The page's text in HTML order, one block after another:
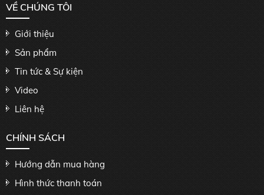
VỀ CHÚNG TÔI
Giới thiệu
Sản phẩm
Tin tức & Sự kiện
Video
Liên hệ
CHÍNH SÁCH
Hướng dẫn mua hàng
Hình thức thanh toán